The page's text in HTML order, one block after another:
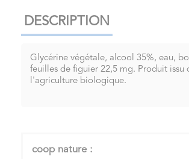
DESCRIPTION
Glycérine végétale, alcool 35%, eau,
feuilles de figuier 22,5 mg. Produit issu
l'agriculture biologique.
coop nature :